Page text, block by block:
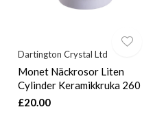
Dartington Crystal Ltd
Monet Näckrosor Liten
Cylinder Keramikkruka 260
£20.00